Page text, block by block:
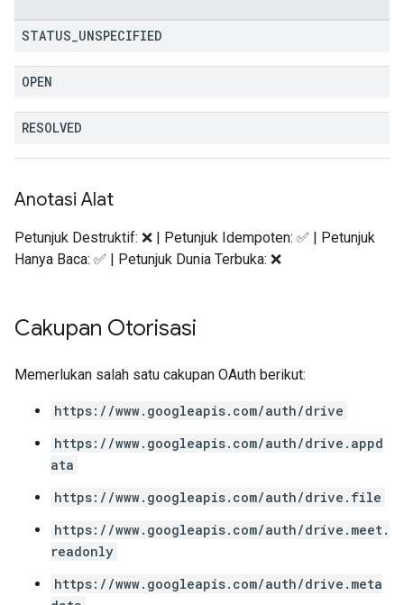
STATUS UNSPECIFIED
OPEN
RESOLVED
Anotasi Alat
Petunjuk Destruktif: ❌ | Petunjuk Idempoten: ✅ | Petunjuk
Hanya Baca: ✅ | Petunjuk Dunia Terbuka: ❌
Cakupan Otorisasi
Memerlukan salah satu cakupan OAuth berikut:
https://www.googleapis.com/auth/drive
https://www.googleapis.com/auth/drive.appd
ata
https://www.googleapis.com/auth/drive.file
https://www.googleapis.com/auth/drive.meet.
readonly
https://www.googleapis.com/auth/drive.meta